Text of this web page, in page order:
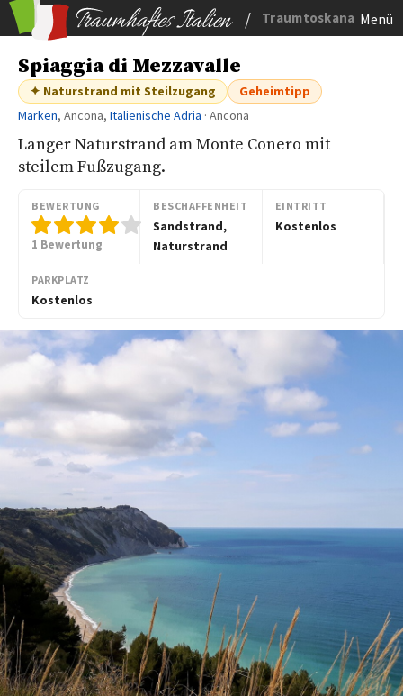
/ Traumtoskana Menü
Spiaggia di Mezzavalle
✦ Naturstrand mit Steilzugang
Geheimtipp
Marken, Ancona, Italienische Adria · Ancona
Langer Naturstrand am Monte Conero mit
steilem Fußzugang.
BEWERTUNG
1 Bewertung
BESCHAFFENHEIT
Sandstrand,
Naturstrand
EINTRITT
Kostenlos
PARKPLATZ
Kostenlos